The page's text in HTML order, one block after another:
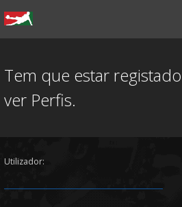
Tem que estar
ver Perfis.
Utilizador: